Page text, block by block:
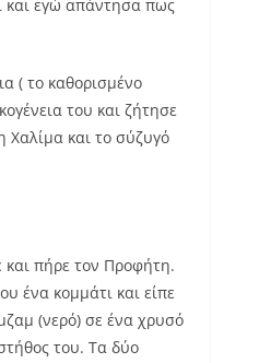
και εγώ απάντησα πως
( το καθορισμένο
του και ζήτησε
Χαλίμα και το σύζυγό
πήρε τον Προφήτη.
ένα κομμάτι και είπε
(νερό) σε ένα χρυσό
του. Τα δύο